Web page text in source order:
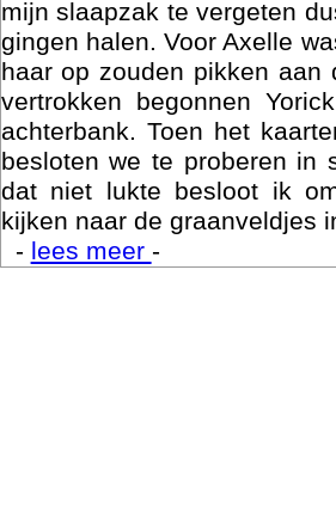
mijn slaapzak te vergeten
gingen halen. Voor Axelle
haar op zouden pikken aan
vertrokken begonnen
achterbank. Toen het
besloten we te proberen in
dat niet lukte besloot ik
kijken naar de graanveldjes
- lees meer -